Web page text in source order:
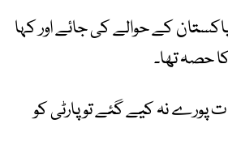
کے حوالے کی جائے اور کہا
حصہ تھا۔
پورے نہ کیے گئے تو پارٹی کو